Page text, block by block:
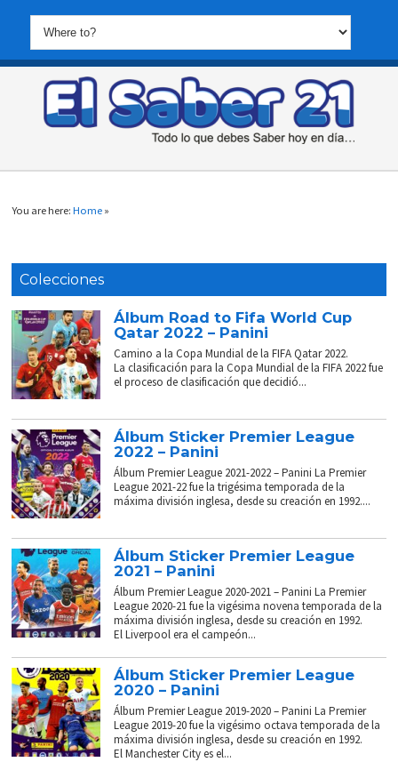
You are here:Home »
Colecciones
Álbum Road to Fifa World Cup
Qatar 2022 – Panini
Camino a la Copa Mundial de la FIFA Qatar 2022.
La clasificación para la Copa Mundial de la FIFA 2022 fue
el proceso de clasificación que decidió...
Álbum Sticker Premier League
2022 – Panini
Álbum Premier League 2021-2022 – Panini La Premier
League 2021-22 fue la trigésima temporada de la
máxima división inglesa, desde su creación en 1992....
Álbum Sticker Premier League
2021 – Panini
Álbum Premier League 2020-2021 – Panini La Premier
League 2020-21 fue la vigésima novena temporada de la
máxima división inglesa, desde su creación en 1992.
El Liverpool era el campeón...
Álbum Sticker Premier League
2020 – Panini
Álbum Premier League 2019-2020 – Panini La Premier
League 2019-20 fue la vigésimo octava temporada de la
máxima división inglesa, desde su creación en 1992.
El Manchester City es el...